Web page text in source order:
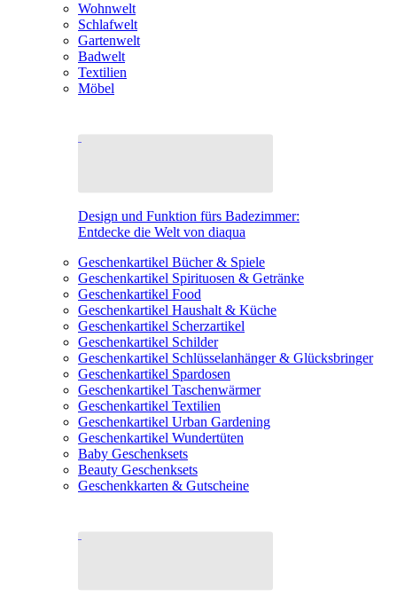
Wohnwelt
Schlafwelt
Gartenwelt
Badwelt
Textilien
Möbel
Design und Funktion fürs Badezimmer:
Entdecke die Welt von diaqua
Geschenkartikel Bücher & Spiele
Geschenkartikel Spirituosen & Getränke
Geschenkartikel Food
Geschenkartikel Haushalt & Küche
Geschenkartikel Scherzartikel
Geschenkartikel Schilder
Geschenkartikel Schlüsselanhänger & Glücksbringer
Geschenkartikel Spardosen
Geschenkartikel Taschenwärmer
Geschenkartikel Textilien
Geschenkartikel Urban Gardening
Geschenkartikel Wundertüten
Baby Geschenksets
Beauty Geschenksets
Geschenkkarten & Gutscheine